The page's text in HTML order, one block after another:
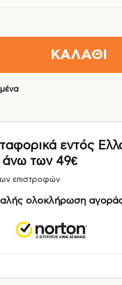
ΚΑΛΑΘΙ
εντός
άνω των 49€
επιστροφών
ολοκλήρωση